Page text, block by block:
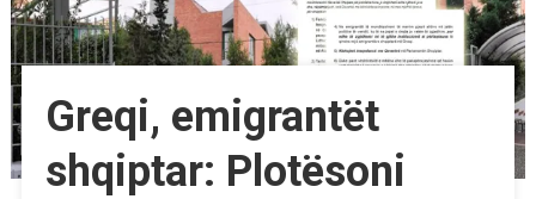
Greqi, emigrantët
shqiptar: Plotësoni